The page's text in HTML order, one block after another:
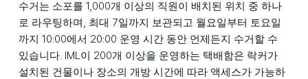
수거는 소포를 1,000개 이상의 직원이 배치된 위치 중 하나
로 라우팅하며, 최대 7일까지 보관되고 월요일부터 토요일
까지 10:00에서 20:00 운영 시간 동안 언제든지 수거할 수
있습니다. IML이 200개 이상을 운영하는 택배함은 락커가
설치된 건물이나 장소의 개방 시간에 따라 액세스가 가능하